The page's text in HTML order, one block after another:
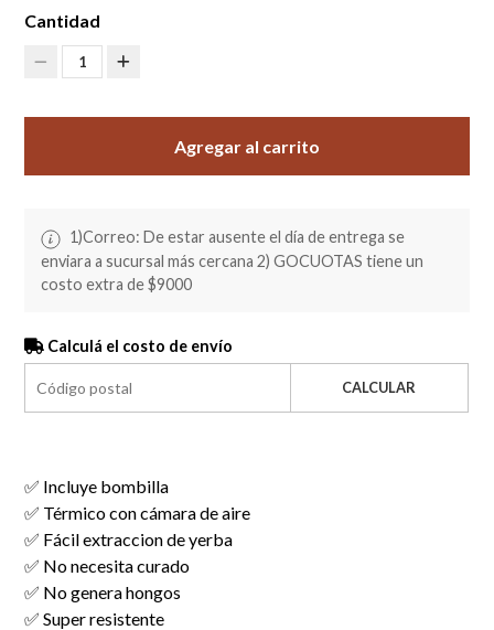
Cantidad
1
Agregar al carrito
1)Correo: De estar ausente el día de entrega se
enviara a sucursal más cercana 2) GOCUOTAS tiene un
costo extra de $9000
Calculá el costo de envío
CALCULAR
✅ Incluye bombilla
✅ Térmico con cámara de aire
✅ Fácil extraccion de yerba
✅ No necesita curado
✅ No genera hongos
✅ Super resistente